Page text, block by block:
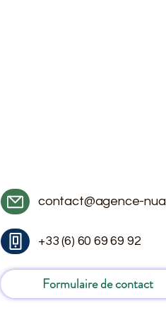
contact@agence-
+33 (6) 60 69 69 92
Formulaire de contact